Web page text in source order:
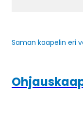
Saman kaapelin eri